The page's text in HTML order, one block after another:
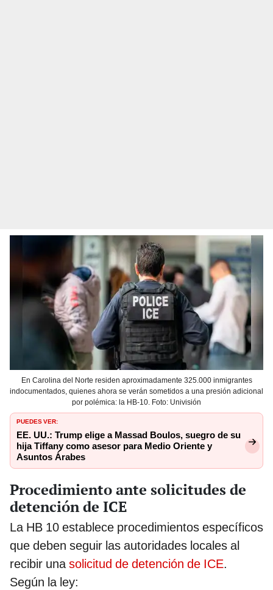
En Carolina del Norte residen aproximadamente 325.000 inmigrantes
indocumentados, quienes ahora se verán sometidos a una presión adicional
por polémica: la HB-10. Foto: Univisión
PUEDES VER:
EE. UU.: Trump elige a Massad Boulos, suegro de su
hija Tiffany como asesor para Medio Oriente y
Asuntos Árabes
Procedimiento ante solicitudes de
detención de ICE
La HB 10 establece procedimientos específicos
que deben seguir las autoridades locales al
recibir una solicitud de detención de ICE.
Según la ley: